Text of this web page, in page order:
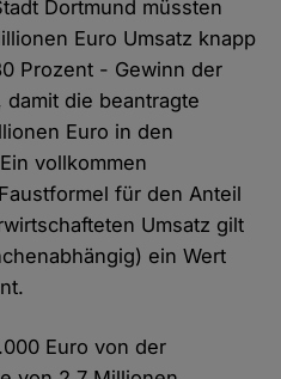
Dortmund müssten
Euro Umsatz knapp
Prozent - Gewinn der
die beantragte
Euro in den
vollkommen
für den Anteil
Umsatz gilt
ein Wert
Euro von der